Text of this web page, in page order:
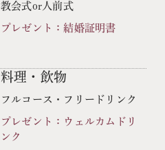
教会式or人前式
プレゼント：結婚証明書
料理・飲物
フルコース・フリードリンク
プレゼント：ウェルカムドリ
ンク